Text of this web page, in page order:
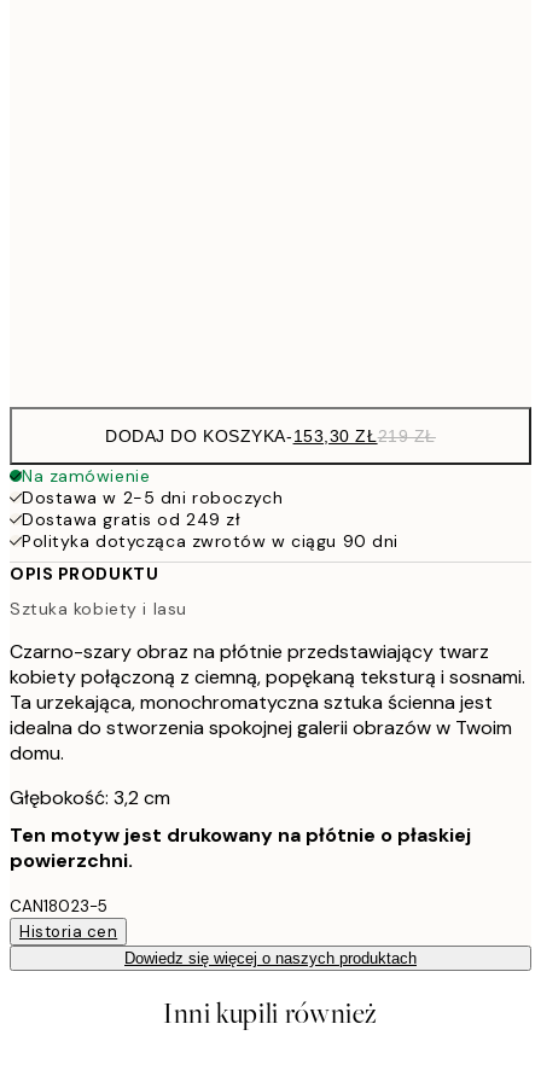
DODAJ DO KOSZYKA-153,30 ZŁ219 ZŁ
Na zamówienie
Dostawa w 2-5 dni roboczych
Dostawa gratis od 249 zł
Polityka dotycząca zwrotów w ciągu 90 dni
OPIS PRODUKTU
Sztuka kobiety i lasu
Czarno-szary obraz na płótnie przedstawiający twarz
kobiety połączoną z ciemną, popękaną teksturą i sosnami.
Ta urzekająca, monochromatyczna sztuka ścienna jest
idealna do stworzenia spokojnej galerii obrazów w Twoim
domu.
Głębokość: 3,2 cm
Ten motyw jest drukowany na płótnie o płaskiej
powierzchni.
CAN18023-5
Historia cen
Dowiedz się więcej o naszych produktach
Inni kupili również